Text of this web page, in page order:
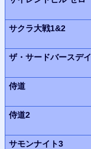
サクラ大戦1&2
ザ・サードバースデイ
侍道
侍道2
サモンナイト3